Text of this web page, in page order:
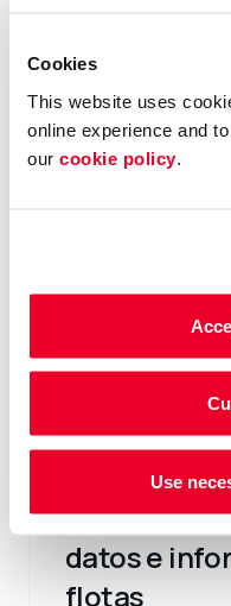
Cookies
This website uses
online experience and
our cookie policy.
Use
Kinesis Pro es
más
La solución
datos e
flotas